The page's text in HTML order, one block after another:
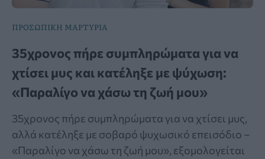
ΠΡΟΣΩΠΙΚΗ ΜΑΡΤΥΡΙΑ
35χρονος πήρε συμπληρώματα για να
χτίσει μυς και κατέληξε με ψύχωση:
«Παραλίγο να χάσω τη ζωή μου»
35χρονος πήρε συμπληρώματα για να χτίσει μυς,
αλλά κατέληξε με σοβαρό ψυχωσικό επεισόδιο –
«Παραλίγο να χάσω τη ζωή μου», εξομολογείται